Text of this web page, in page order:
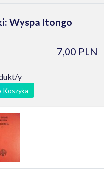
Wyspa Itongo
7,00 PLN
y
Koszyka